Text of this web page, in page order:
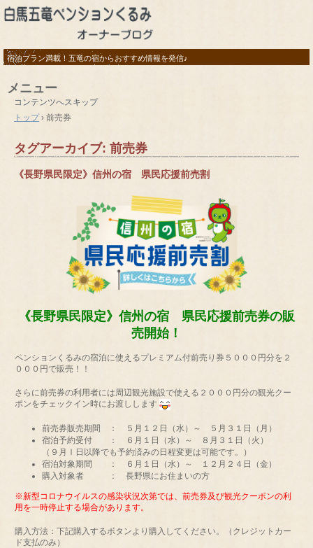
宿泊プラン満載！五竜の宿からおすすめ情報を発信♪
メニュー
コンテンツへスキップ
トップ › 前売券
タグアーカイブ: 前売券
《長野県民限定》信州の宿 県民応援前売割
《長野県民限定》信州の宿 県民応援前売券の販
売開始！
ペンションくるみの宿泊に使えるプレミアム付前売り券５０００円分を２
０００円で販売！！
さらに前売券の利用者には周辺観光施設で使える２０００円分の観光クー
ポンをチェックイン時にお渡しします
前売券販売期間 ： ５月１２日（水）～ ５月３１日（月）
宿泊予約受付 ： ６月１日（水）～ ８月３１日（火）
（９月Ⅰ日以降でも予約済みの日程変更は可能です。）
宿泊対象期間 ： ６月１日（水）～ １２月２４日（金）
購入対象者 ： 長野県にお住まいの方
※新型コロナウイルスの感染状況次第では、前売券及び観光クーポンの利
用を一時停止する場合があります。
購入方法：下記購入するボタンより購入してください。（クレジットカー
ド支払のみ）